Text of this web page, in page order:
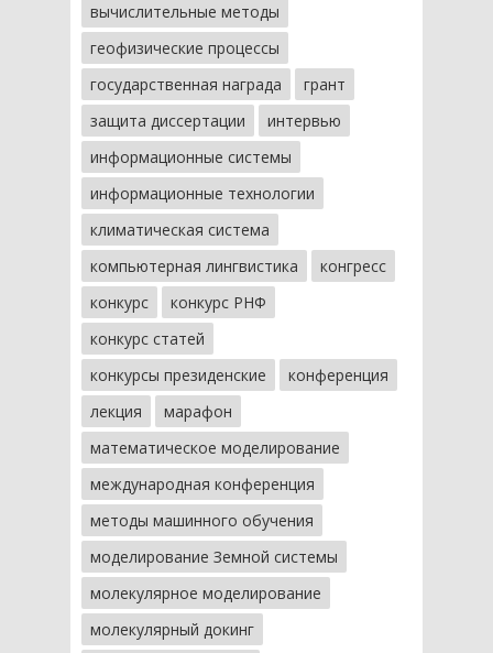
вычислительные методы
геофизические процессы
государственная награда
грант
защита диссертации
интервью
информационные системы
информационные технологии
климатическая система
компьютерная лингвистика
конгресс
конкурс
конкурс РНФ
конкурс статей
конкурсы президенские
конференция
лекция
марафон
математическое моделирование
международная конференция
методы машинного обучения
моделирование Земной системы
молекулярное моделирование
молекулярный докинг